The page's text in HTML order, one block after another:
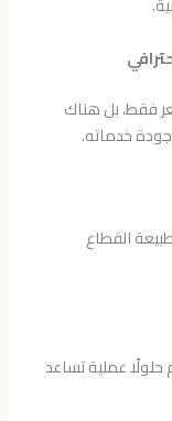
فقط، بل هناك
خدماته.
القطاع
حلولًا عملية تساعد